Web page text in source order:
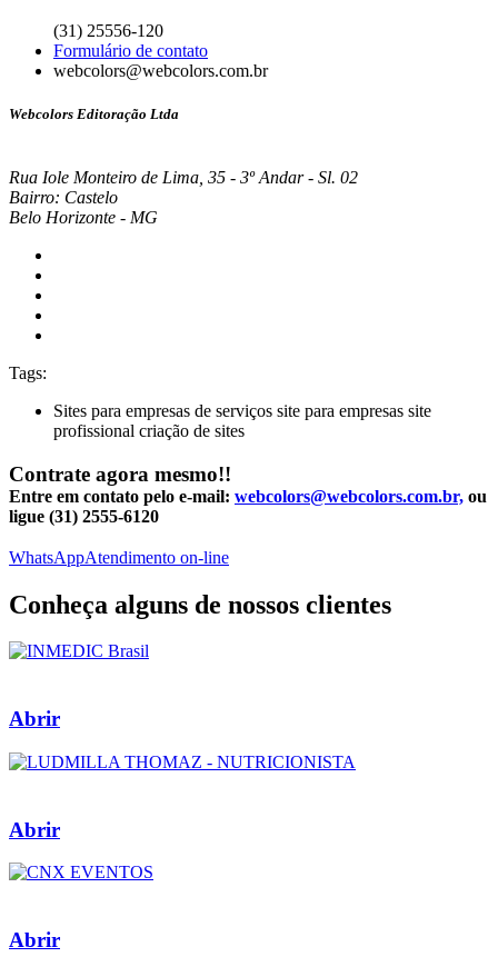
(31) 25556-120
Formulário de contato
webcolors@webcolors.com.br
Webcolors Editoração Ltda
Rua Iole Monteiro de Lima, 35 - 3º Andar - Sl. 02
Bairro: Castelo
Belo Horizonte - MG
Tags:
Sites para empresas de serviços site para empresas site
profissional criação de sites
Contrate agora mesmo!!
Entre em contato pelo e-mail: webcolors@webcolors.com.br, ou
ligue (31) 2555-6120
WhatsAppAtendimento on-line
Conheça alguns de nossos clientes
Abrir
Abrir
Abrir